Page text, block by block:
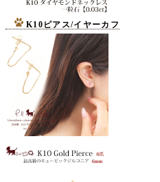
K10ピアス/イヤーカフ